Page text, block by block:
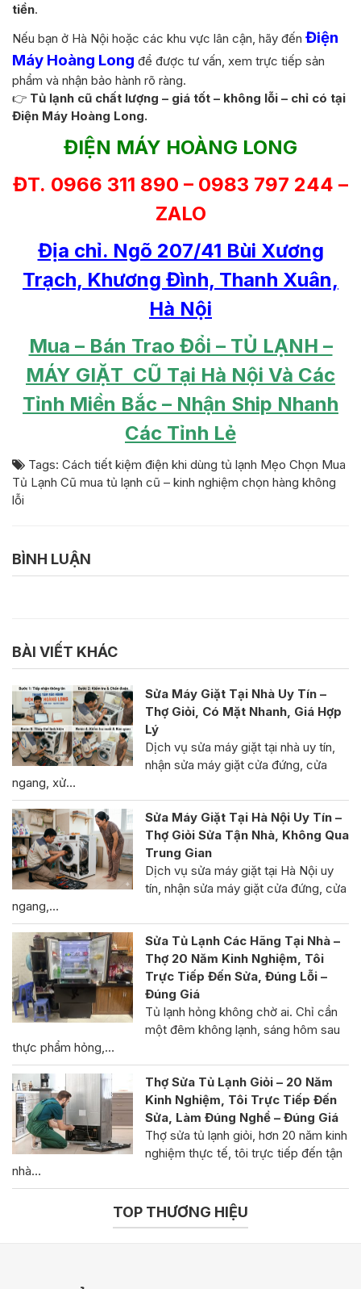
tiền.
Nếu bạn ở Hà Nội hoặc các khu vực lân cận, hãy đến Điện
Máy Hoàng Long để được tư vấn, xem trực tiếp sản
phẩm và nhận bảo hành rõ ràng.
👉 Tủ lạnh cũ chất lượng – giá tốt – không lỗi – chỉ có tại
Điện Máy Hoàng Long.
ĐIỆN MÁY HOÀNG LONG
ĐT. 0966 311 890 – 0983 797 244 –
ZALO
Địa chỉ. Ngõ 207/41 Bùi Xương
Trạch, Khương Đình, Thanh Xuân,
Hà Nội
Mua – Bán Trao Đổi – TỦ LẠNH –
MÁY GIẶT CŨ Tại Hà Nội Và Các
Tỉnh Miền Bắc – Nhận Ship Nhanh
Các Tỉnh Lẻ
Tags: Cách tiết kiệm điện khi dùng tủ lạnh Mẹo Chọn Mua
Tủ Lạnh Cũ mua tủ lạnh cũ – kinh nghiệm chọn hàng không
lỗi
BÌNH LUẬN
BÀI VIẾT KHÁC
Sửa Máy Giặt Tại Nhà Uy Tín –
Thợ Giỏi, Có Mặt Nhanh, Giá Hợp
Lý
Dịch vụ sửa máy giặt tại nhà uy tín,
nhận sửa máy giặt cửa đứng, cửa
ngang, xử…
Sửa Máy Giặt Tại Hà Nội Uy Tín –
Thợ Giỏi Sửa Tận Nhà, Không Qua
Trung Gian
Dịch vụ sửa máy giặt tại Hà Nội uy
tín, nhận sửa máy giặt cửa đứng, cửa
ngang,…
Sửa Tủ Lạnh Các Hãng Tại Nhà –
Thợ 20 Năm Kinh Nghiệm, Tôi
Trực Tiếp Đến Sửa, Đúng Lỗi –
Đúng Giá
Tủ lạnh hỏng không chờ ai. Chỉ cần
một đêm không lạnh, sáng hôm sau
thực phẩm hỏng,…
Thợ Sửa Tủ Lạnh Giỏi – 20 Năm
Kinh Nghiệm, Tôi Trực Tiếp Đến
Sửa, Làm Đúng Nghề – Đúng Giá
Thợ sửa tủ lạnh giỏi, hơn 20 năm kinh
nghiệm thực tế, tôi trực tiếp đến tận
nhà…
TOP THƯƠNG HIỆU